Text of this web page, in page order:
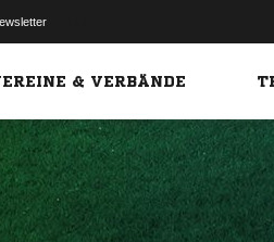
& VERBÄNDE